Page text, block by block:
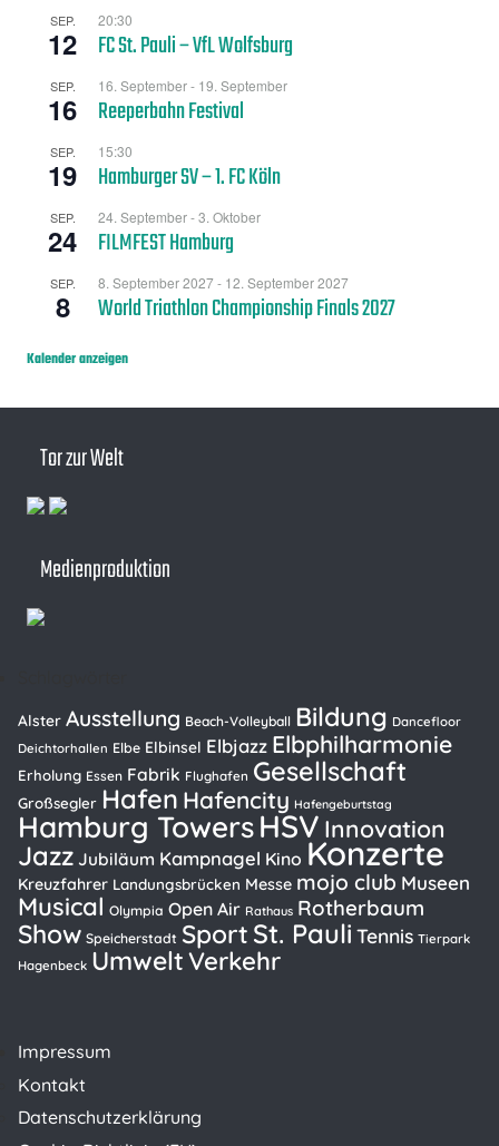
Tor zur Welt
Medienproduktion
SEP.
12
20:30
FC St. Pauli – VfL Wolfsburg
SEP.
16
16. September- 19. September
Reeperbahn Festival
SEP.
19
15:30
Hamburger SV – 1. FC Köln
SEP.
24
24. September-3. Oktober
FILMFEST Hamburg
SEP.
8
8. September 2027- 12. September 2027
World Triathlon Championship Finals 2027
Kalender anzeigen
Impressum
Kontakt
Datenschutzerklärung
Alster Ausstellung Beach-Volleyball Bildung Dancefloor
Deichtorhallen Elbe Elbinsel Elbjazz Elbphilharmonie
Erholung Essen Fabrik Flughafen Gesellschaft
Großsegler Hafen Hafencity Hafengeburtstag
Hamburg TowersHSV Innovation
Jazz Jubiläum Kampnagel Kino Konzerte
Kreuzfahrer Landungsbrücken Messe mojo club Museen
Musical Olympia Open Air Rathaus Rotherbaum
Show Speicherstadt Sport St. Pauli Tennis Tierpark
Hagenbeck UmweltVerkehr